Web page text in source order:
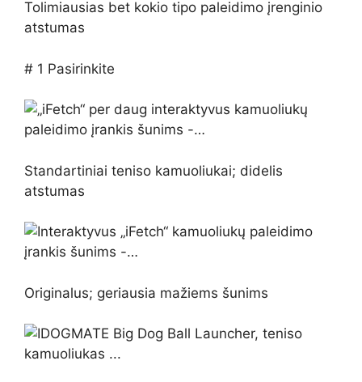
Tolimiausias bet kokio tipo paleidimo įrenginio
atstumas
# 1 Pasirinkite
Standartiniai teniso kamuoliukai; didelis
atstumas
Originalus; geriausia mažiems šunims